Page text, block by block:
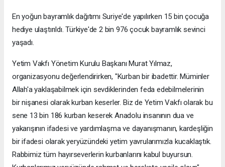
En yoğun bayramlık dağıtımı Suriye'de yapılırken 15 bin çocuğa
hediye ulaştırıldı. Türkiye'de 2 bin 976 çocuk bayramlık sevinci
yaşadı.
Yetim Vakfı Yönetim Kurulu Başkanı Murat Yılmaz,
organizasyonu değerlendirirken, "Kurban bir ibadettir. Müminler
Allah'a yaklaşabilmek için sevdiklerinden feda edebilmelerinin
bir nişanesi olarak kurban keserler. Biz de Yetim Vakfı olarak bu
sene 13 bin 186 kurban keserek Anadolu insanının dua ve
yakarışının ifadesi ve yardımlaşma ve dayanışmanın, kardeşliğin
bir ifadesi olarak yeryüzündeki yetim yavrularımızla kucaklaştık.
Rabbimiz tüm hayırseverlerin kurbanlarını kabul buyursun.